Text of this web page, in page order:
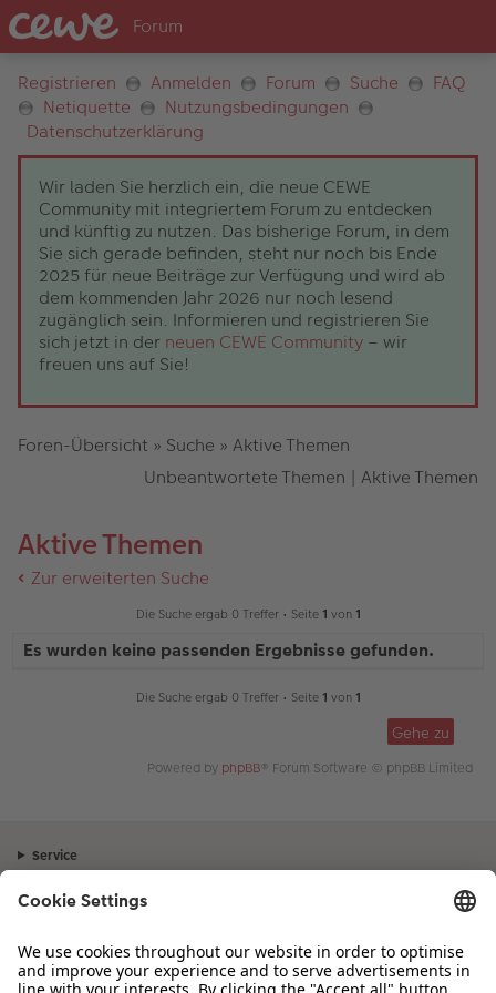
Registrieren Anmelden Forum Suche
FAQ
Netiquette
Nutzungsbedingungen
Datenschutzerklärung
Wir laden Sie herzlich ein, die neue CEWE
Community mit integriertem Forum zu entdecken
und künftig zu nutzen. Das bisherige Forum, in dem
Sie sich gerade befinden, steht nur noch bis Ende
2025 für neue Beiträge zur Verfügung und wird ab
dem kommenden Jahr 2026 nur noch lesend
zugänglich sein. Informieren und registrieren Sie
sich jetzt in der neuen CEWE Community – wir
freuen uns auf Sie!
Foren-Übersicht » Suche » Aktive Themen
Unbeantwortete Themen | Aktive Themen
Aktive Themen
Zur erweiterten Suche
Die Suche ergab 0 Treffer • Seite 1 von 1
Es wurden keine passenden Ergebnisse gefunden.
Die Suche ergab 0 Treffer • Seite 1 von 1
Gehe zu
Powered by phpBB® Forum Software © phpBB Limited
Service
Sortiment